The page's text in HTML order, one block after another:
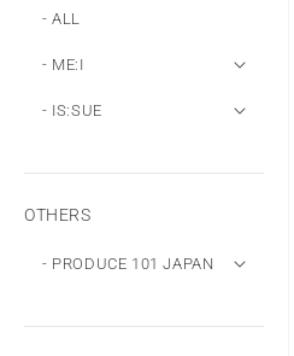
- ALL
- ME:I
- IS:SUE
OTHERS
- PRODUCE 101 JAPAN